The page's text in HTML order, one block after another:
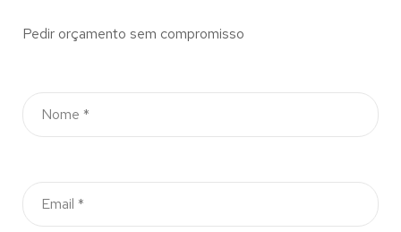
Pedir orçamento sem compromisso